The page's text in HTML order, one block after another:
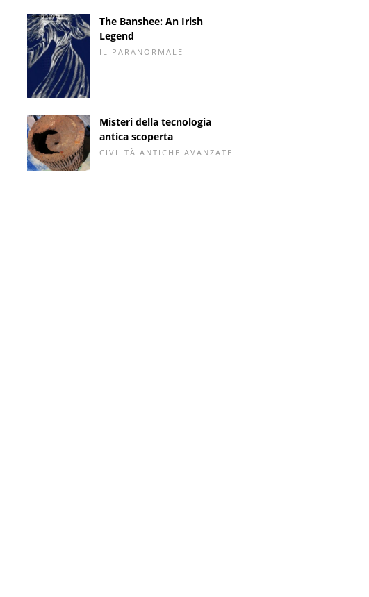
The Banshee: An Irish
Legend
IL PARANORMALE
Misteri della tecnologia
antica scoperta
CIVILTÀ ANTICHE AVANZATE